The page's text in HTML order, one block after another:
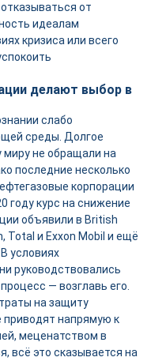
от
идеалам
кризиса или всего
делают выбор в
слабо
среды. Долгое
миру не обращали на
последние несколько
корпорации
году курс на снижение
объявили в British
Total и Exxon Mobil и ещё
условиях
руководствовались
— возглавь его.
на защиту
напрямую к
меценатством в
всё это сказывается на